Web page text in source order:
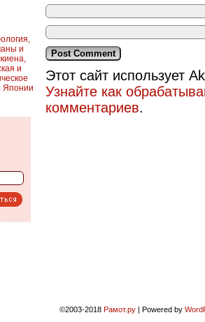
Этот сайт использует
Узнайте как
комментариев.
©2003-2018 Рамот.ру | Powered by